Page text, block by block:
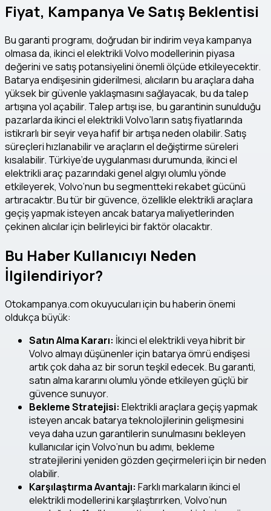
Fiyat, Kampanya Ve Satış Beklentisi
Bu garanti programı, doğrudan bir indirim veya kampanya
olmasa da, ikinci el elektrikli Volvo modellerinin piyasa
değerini ve satış potansiyelini önemli ölçüde etkileyecektir.
Batarya endişesinin giderilmesi, alıcıların bu araçlara daha
yüksek bir güvenle yaklaşmasını sağlayacak, bu da talep
artışına yol açabilir. Talep artışı ise, bu garantinin sunulduğu
pazarlarda ikinci el elektrikli Volvo’ların satış fiyatlarında
istikrarlı bir seyir veya hafif bir artışa neden olabilir. Satış
süreçleri hızlanabilir ve araçların el değiştirme süreleri
kısalabilir. Türkiye’de uygulanması durumunda, ikinci el
elektrikli araç pazarındaki genel algıyı olumlu yönde
etkileyerek, Volvo’nun bu segmentteki rekabet gücünü
artıracaktır. Bu tür bir güvence, özellikle elektrikli araçlara
geçiş yapmak isteyen ancak batarya maliyetlerinden
çekinen alıcılar için belirleyici bir faktör olacaktır.
Bu Haber Kullanıcıyı Neden
İlgilendiriyor?
Otokampanya.com okuyucuları için bu haberin önemi
oldukça büyük:
Satın Alma Kararı: İkinci el elektrikli veya hibrit bir
Volvo almayı düşünenler için batarya ömrü endişesi
artık çok daha az bir sorun teşkil edecek. Bu garanti,
satın alma kararını olumlu yönde etkileyen güçlü bir
güvence sunuyor.
Bekleme Stratejisi: Elektrikli araçlara geçiş yapmak
isteyen ancak batarya teknolojilerinin gelişmesini
veya daha uzun garantilerin sunulmasını bekleyen
kullanıcılar için Volvo’nun bu adımı, bekleme
stratejilerini yeniden gözden geçirmeleri için bir neden
olabilir.
Karşılaştırma Avantajı: Farklı markaların ikinci el
elektrikli modellerini karşılaştırırken, Volvo’nun